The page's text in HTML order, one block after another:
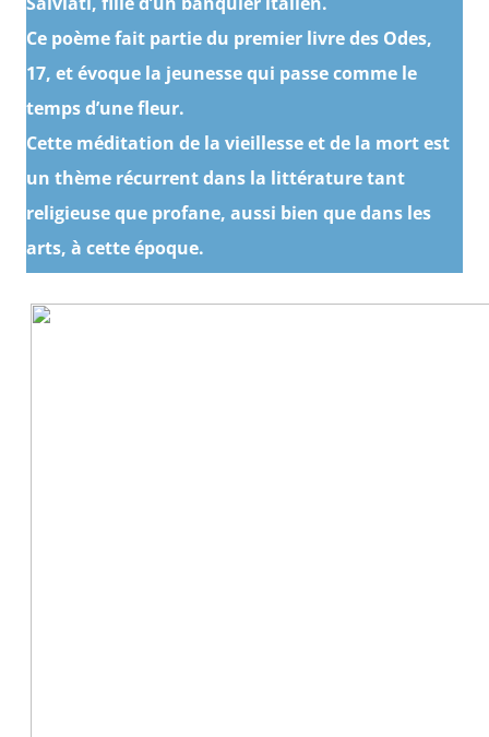
Ce poème fait partie du premier livre des Odes,
17, et évoque la jeunesse qui passe comme le
temps d’une fleur.
Cette méditation de la vieillesse et de la mort est
un thème récurrent dans la littérature tant
religieuse que profane, aussi bien que dans les
arts, à cette époque.